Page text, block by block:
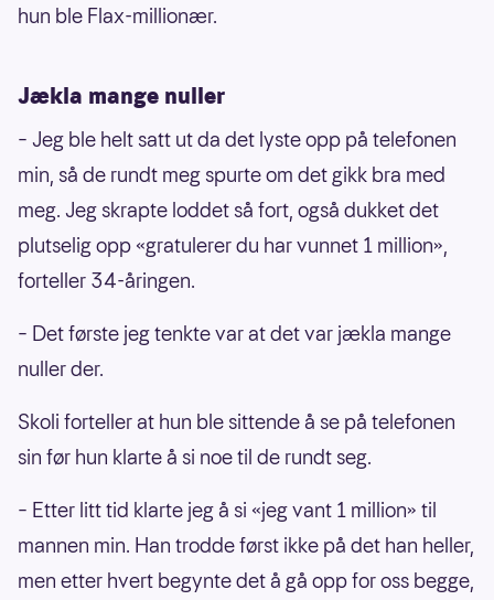
hun ble Flax-millionær.
Jækla mange nuller
– Jeg ble helt satt ut da det lyste opp på telefonen
min, så de rundt meg spurte om det gikk bra med
meg. Jeg skrapte loddet så fort, også dukket det
plutselig opp «gratulerer du har vunnet 1 million»,
forteller 34-åringen.
– Det første jeg tenkte var at det var jækla mange
nuller der.
Skoli forteller at hun ble sittende å se på telefonen
sin før hun klarte å si noe til de rundt seg.
– Etter litt tid klarte jeg å si «jeg vant 1 million» til
mannen min. Han trodde først ikke på det han heller,
men etter hvert begynte det å gå opp for oss begge,